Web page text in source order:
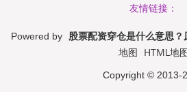
友情链接：
Powered by 股票配资穿仓是什么意思
地图 HTML地
Copyright © 2013-